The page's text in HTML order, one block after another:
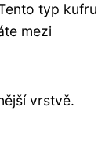
typ kufru
mezi
vrstvě.